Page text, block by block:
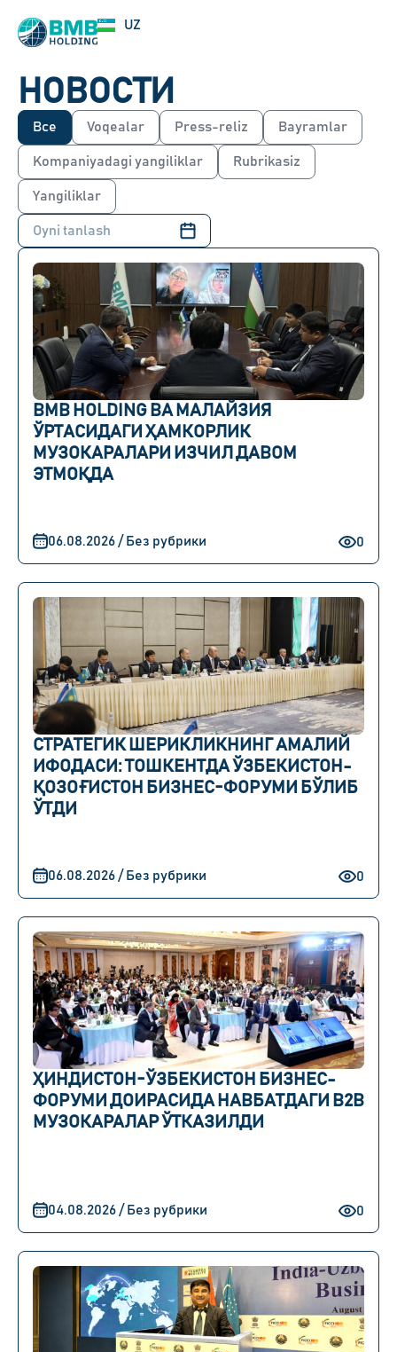
UZ
RU
НОВОСТИ
Voqealar Press-reliz Bayramlar
Kompaniyadagi yangiliklar Rubrikasiz
Yangiliklar
Все
BMB HOLDING ВА МАЛАЙЗИЯ
ЎРТАСИДАГИ ҲАМКОРЛИК
МУЗОКАРАЛАРИ ИЗЧИЛ ДАВОМ
ЭТМОҚДА
0
06.08.2026 / Без рубрики
СТРАТЕГИК ШЕРИКЛИКНИНГ АМАЛИЙ
ИФОДАСИ: ТОШКЕНТДА ЎЗБЕКИСТОН-
ҚОЗОҒИСТОН БИЗНЕС-ФОРУМИ БЎЛИБ
ЎТДИ
0
06.08.2026 / Без рубрики
ҲИНДИСТОН-ЎЗБЕКИСТОН БИЗНЕС-
ФОРУМИ ДОИРАСИДА НАВБАТДАГИ B2B
МУЗОКАРАЛАР ЎТКАЗИЛДИ
0
04.08.2026 / Без рубрики